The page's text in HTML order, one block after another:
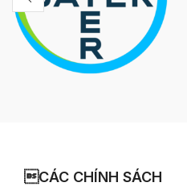
CÁC CHÍNH SÁCH